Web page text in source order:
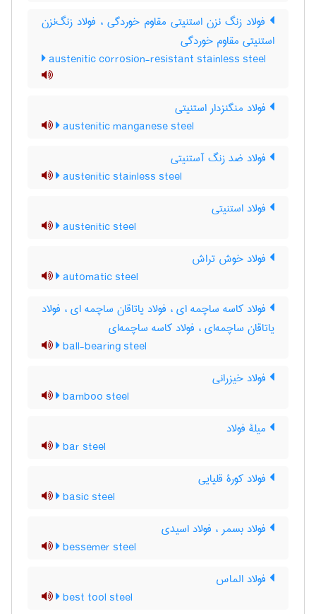
فولاد زنگ نزن استنیتی مقاوم خوردگی ، فولاد زنگ‌نزن
استنیتی مقاوم خوردگی
austenitic corrosion-resistant stainless steel
فولاد منگنزدار استنیتی
austenitic manganese steel
فولاد ضد زنگ آستنیتی
austenitic stainless steel
فولاد استنیتی
austenitic steel
فولاد خوش تراش
automatic steel
فولاد کاسه ساچمه ای ، فولاد یاتاقان ساچمه ای ، فولاد
یاتاقان ساچمه‌ای ، فولاد کاسه ساچمه‌ای
ball-bearing steel
فولاد خیزرانی
bamboo steel
میلۀ فولاد
bar steel
فولاد کورۀ قلیایی
basic steel
فولاد بسمر ، فولاد اسیدی
bessemer steel
فولاد الماس
best tool steel